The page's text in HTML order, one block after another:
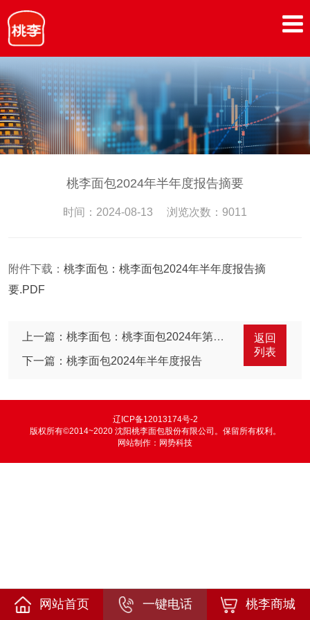
桃李面包2024年半年度报告摘要
时间：2024-08-13 浏览次数：9011
附件下载： 桃李面包：桃李面包2024年半年度报告摘
要.PDF
上一篇：桃李面包：桃李面包2024年第三季度报告
下一篇：桃李面包2024年半年度报告
返回
列表
辽ICP备12013174号-2
版权所有©2014~2020 沈阳桃李面包股份有限公司。保留所有权利。
网站制作： 网势科技
网站首页 一键电话 桃李商城